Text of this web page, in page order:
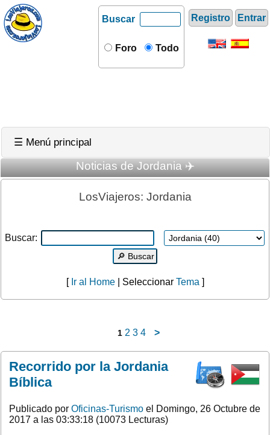
Registro Entrar
Buscar
Foro Todo
☰ Menú principal
Noticias de Jordania ✈️
LosViajeros: Jordania
Buscar:
[ Ir al Home| SeleccionarTema ]
1 2 3 4 >
Recorrido por la Jordania
Bíblica
Publicado por Oficinas-Turismo el Domingo, 26 Octubre de
2017 a las 03:33:18 (10073 Lecturas)